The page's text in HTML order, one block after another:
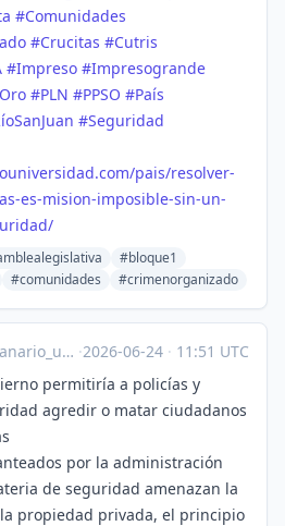
#Comunidades
#Crucitas #Cutris
#Impreso #Impresogrande
Oro #PLN #PPSO #País
#Seguridad
pais/resolver-
es-mision-imposible-sin-un-
#bloque1
#comunidades #crimenorganizado
·2026-06-24 · 11:51 UTC
permitiría a policías y
agredir o matar ciudadanos
por la administración
de seguridad amenazan la
propiedad privada, el principio